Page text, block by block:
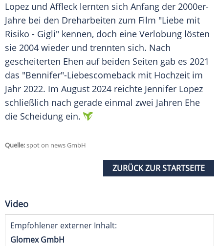
Lopez und Affleck lernten sich Anfang der 2000er-
Jahre bei den Dreharbeiten zum Film "Liebe mit
Risiko - Gigli" kennen, doch eine Verlobung lösten
sie 2004 wieder und trennten sich. Nach
gescheiterten Ehen auf beiden Seiten gab es 2021
das "Bennifer"-Liebescomeback mit Hochzeit im
Jahr 2022. Im August 2024 reichte Jennifer Lopez
schließlich nach gerade einmal zwei Jahren Ehe
die Scheidung ein.
Quelle:spot on news GmbH
ZURÜCK ZUR STARTSEITE
Video
Empfohlener externer Inhalt:
Glomex GmbH